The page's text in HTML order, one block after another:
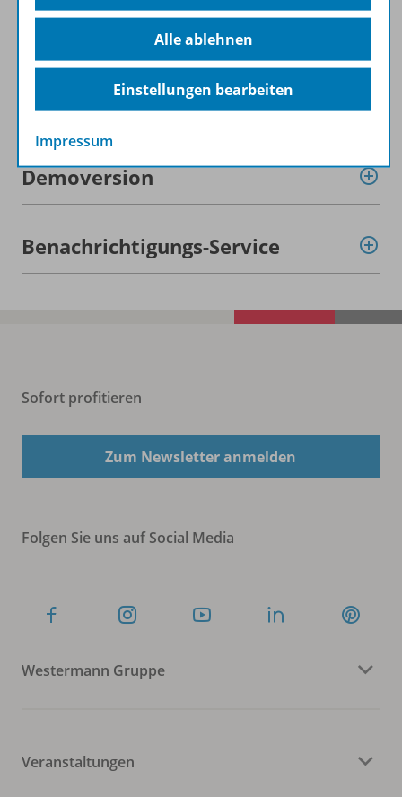
Lizenzbedingungen
Zugehörige Produkte
Demoversion
Benachrichtigungs-Service
Sofort profitieren
Zum Newsletter anmelden
Folgen Sie uns auf Social Media
Westermann Gruppe
Veranstaltungen
Alle ablehnen
Einstellungen bearbeiten
Impressum